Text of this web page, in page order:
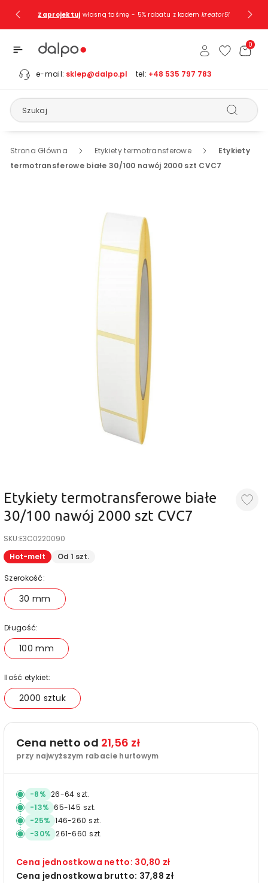
TreściZaprojektuj własną taśmę - 5% rabatu z kodem kreator5!
e-mail: sklep@dalpo.pl tel: +48 535 797 783
Szukaj
0
Strona Główna Etykiety termotransferowe
Etykiety
termotransferowe białe 30/100 nawój 2000 szt CVC7
Pomiń, Aby
Etykiety termotransferowe białe
30/100 nawój 2000 szt CVC7
SKU:E3C0220090
Hot-melt
Od 1 szt.
Szerokość:
30 mm
Długość:
100 mm
Ilość etykiet:
2000 sztuk
Cena netto od 21,56 zł
przy najwyższym rabacie hurtowym
-8% 26-64 szt.
-13% 65-145 szt.
-25% 146-260 szt.
-30% 261-660 szt.
Cena jednostkowa netto: 30,80 zł
Cena jednostkowa brutto: 37,88 zł